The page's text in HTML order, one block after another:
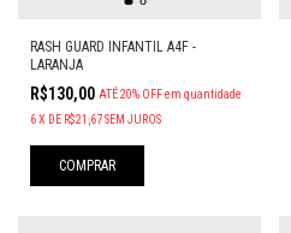
RASH GUARD INFANTIL A4F -
LARANJA
R$130,00 ATÉ 20% OFFem quantidade
6X DE R$21,67SEM JUROS
COMPRAR